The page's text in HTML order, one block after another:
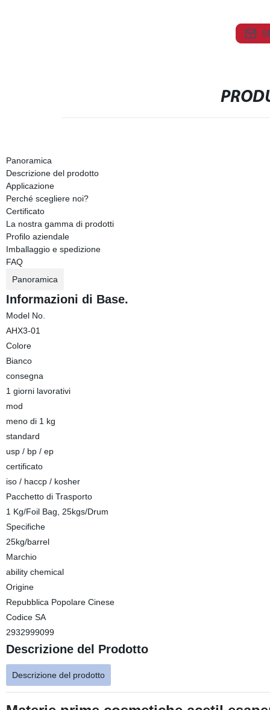
Panoramica
Descrizione del prodotto
Applicazione
Perché scegliere noi?
Certificato
La nostra gamma di prodotti
Profilo aziendale
Imballaggio e spedizione
FAQ
Panoramica
Informazioni di Base.
Model No.
AHX3-01
Colore
Bianco
consegna
1 giorni lavorativi
mod
meno di 1 kg
standard
usp / bp / ep
certificato
iso / haccp / kosher
Pacchetto di Trasporto
1 Kg/Foil Bag, 25kgs/Drum
Specifiche
25kg/barrel
Marchio
ability chemical
Origine
Repubblica Popolare Cinese
Codice SA
2932999099
Descrizione del Prodotto
Descrizione del prodotto